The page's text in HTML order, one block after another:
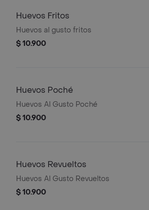
Huevos Fritos
Huevos al gusto fritos
$ 10.900
Huevos Poché
Huevos Al Gusto Poché
$ 10.900
Huevos Revueltos
Huevos Al Gusto Revueltos
$ 10.900